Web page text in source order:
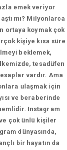
emek veriyor
mı? Milyonlarca
ortaya koymak çok
kişiye kısa süre
beklemek,
tesadüfen
vardır. Ama
ulaşmak için
ve beraberinde
Instagram
çok ünlü kişiler
dünyasında,
bir hayatın da